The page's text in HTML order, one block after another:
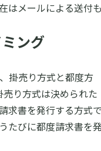
はメールによる送付
ング
掛売り方式と都度方
り方式は決められた
求書を発行する方式
たびに都度請求書を